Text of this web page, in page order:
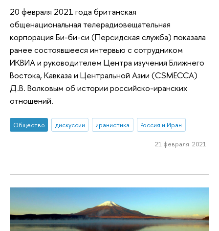
20 февраля 2021 года британская
общенациональная телерадиовещательная
корпорация Би-би-си (Персидская служба) показала
ранее состоявшееся интервью с сотрудником
ИКВИА и руководителем Центра изучения Ближнего
Востока, Кавказа и Центральной Азии (CSMECCA)
Д.В. Волковым об истории российско-иранских
отношений.
Общество дискуссии иранистика Россия и Иран
21 февраля 2021